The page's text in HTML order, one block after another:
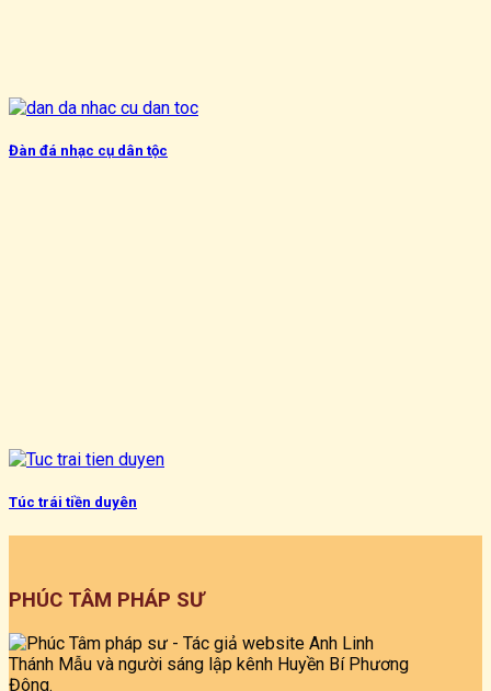
Đàn đá nhạc cụ dân tộc
Túc trái tiền duyên
PHÚC TÂM PHÁP SƯ